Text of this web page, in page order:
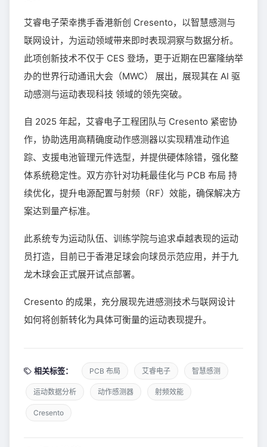
艾睿电子荣幸携手香港新创 Cresento，以智慧感测与
联网设计，为运动领域带来即时表现洞察与数据分析。
此项创新技术不仅于 CES 登场，更于近期在巴塞隆纳举
办的世界行动通讯大会（MWC） 展出，展现其在 AI 驱
动感测与运动表现科技 领域的领先突破。
自 2025 年起，艾睿电子工程团队与 Cresento 紧密协
作，协助选用高精确度动作感测器以实现精准动作追
踪、支援电池管理元件选型，并提供硬体除错，强化整
体系统稳定性。双方亦针对功耗最佳化与 PCB 布局 持
续优化，提升电源配置与射频（RF）效能，确保解决方
案达到量产标准。
此系统专为运动队伍、训练学院与追求卓越表现的运动
员打造，目前已于香港足球会向球员示范应用，并于九
龙木球会正式展开试点部署。
Cresento 的成果，充分展现先进感测技术与联网设计
如何将创新转化为具体可衡量的运动表现提升。
相关标签： PCB 布局 艾睿电子 智慧感测
运动数据分析 动作感测器 射频效能
Cresento